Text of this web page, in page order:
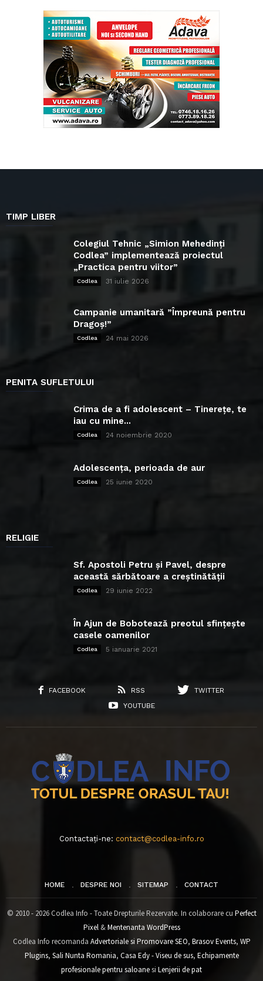
TIMP LIBER
Colegiul Tehnic „Simion Mehedinți
Codlea” implementează proiectul
„Practica pentru viitor”
Codlea 31 iulie 2026
Campanie umanitară ”Împreună pentru
Dragoș!”
Codlea 24 mai 2026
PENITA SUFLETULUI
Crima de a fi adolescent – Tinerețe, te
iau cu mine...
Codlea 24 noiembrie 2020
Adolescența, perioada de aur
Codlea 25 iunie 2020
RELIGIE
Sf. Apostoli Petru și Pavel, despre
această sărbătoare a creștinătății
Codlea 29 iunie 2022
În Ajun de Bobotează preotul sfințește
casele oamenilor
Codlea 5 ianuarie 2021
FACEBOOK RSS
TWITTER
YOUTUBE
Contactați-ne: contact@codlea-info.ro
HOME DESPRE NOI SITEMAP CONTACT
© 2010 - 2026 Codlea Info - Toate Drepturile Rezervate. In colaborare cu Perfect
Pixel&Mentenanta WordPress
Codlea Info recomanda Advertoriale si Promovare SEO, Brasov Events, WP
Plugins, Sali Nunta Romania, Casa Edy - Viseu de sus, Echipamente
profesionale pentru saloanesi Lenjerii de pat